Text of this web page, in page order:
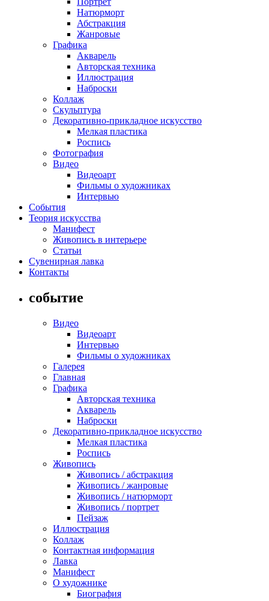
Натюрморт
Абстракция
Жанровые
Графика
Акварель
Авторская техника
Иллюстрация
Наброски
Коллаж
Скульптура
Декоративно-прикладное искусство
Мелкая пластика
Роспись
Фотография
Видео
Видеоарт
Фильмы о художниках
Интервью
События
Теория искусства
Манифест
Живопись в интерьере
Статьи
Сувенирная лавка
Контакты
событие
Видео
Видеоарт
Интервью
Фильмы о художниках
Галерея
Главная
Графика
Авторская техника
Акварель
Наброски
Декоративно-прикладное искусство
Мелкая пластика
Роспись
Живопись
Живопись / абстракция
Живопись / жанровые
Живопись / натюрморт
Живопись / портрет
Пейзаж
Иллюстрация
Коллаж
Контактная информация
Лавка
Манифест
О художнике
Биография